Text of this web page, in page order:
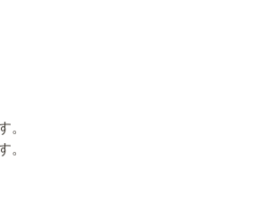
。
。